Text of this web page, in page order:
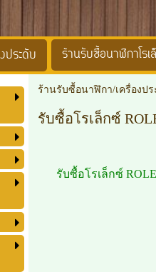
ประดับ ร้านรับซื้อนาฬิกาโรเ
ร้านรับซื้อนาฬิกา/เครื่องปร
รับซื้อโรเล็กซ์
รับซื้อโรเล็กซ์